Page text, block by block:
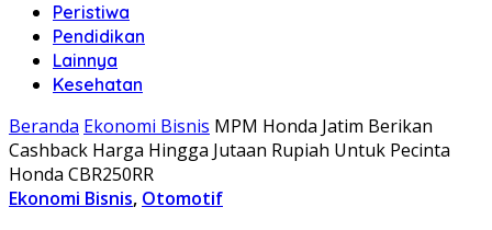
Peristiwa
Pendidikan
Lainnya
Kesehatan
Beranda Ekonomi Bisnis MPM Honda Jatim Berikan
Cashback Harga Hingga Jutaan Rupiah Untuk Pecinta
Honda CBR250RR
Ekonomi Bisnis, Otomotif